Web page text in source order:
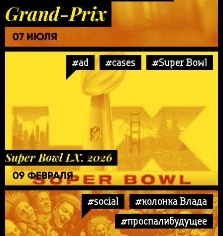
Grand-Prix
07 ИЮЛЯ
#ad #cases #Super Bowl
Super Bowl LX. 2026
09 ФЕВРАЛЯ
#social
#колонка Влада
#проспалибудущее